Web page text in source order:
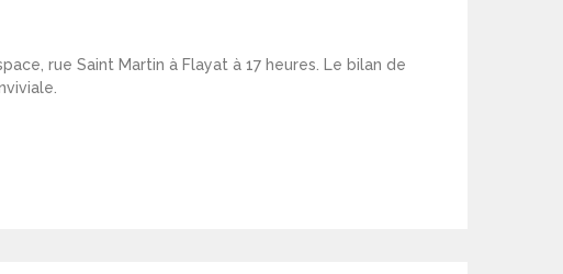
rue Saint Martin à Flayat à 17 heures. Le bilan de